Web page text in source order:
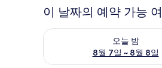
이 날짜의 예약 가능
오늘 밤
8월 7일 ~ 8월 8일
오늘 밤 예약 가능 여부 확인,